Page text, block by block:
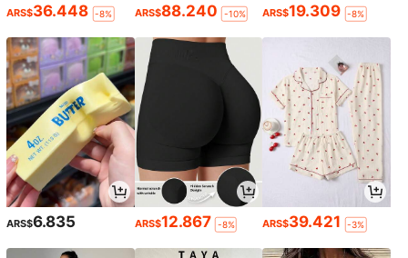
ARS$36.448 -8% ARS$88.240 -10% ARS$19.309 -8%
ARS$6.835 ARS$12.867 -8% ARS$39.421 -3%